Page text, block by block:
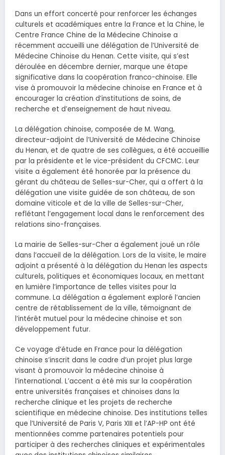
Dans un effort concerté pour renforcer les échanges
culturels et académiques entre la France et la Chine, le
Centre France Chine de la Médecine Chinoise a
récemment accueilli une délégation de l’Université de
Médecine Chinoise du Henan. Cette visite, qui s’est
déroulée en décembre dernier, marque une étape
significative dans la coopération franco-chinoise. Elle
vise à promouvoir la médecine chinoise en France et à
encourager la création d’institutions de soins, de
recherche et d’enseignement de haut niveau.
La délégation chinoise, composée de M. Wang,
directeur-adjoint de l’Université de Médecine Chinoise
du Henan, et de quatre de ses collègues, a été accueillie
par la présidente et le vice-président du CFCMC. Leur
visite a également été honorée par la présence du
gérant du château de Selles-sur-Cher, qui a offert à la
délégation une visite guidée de son château, de son
domaine viticole et de la ville de Selles-sur-Cher,
reflétant l’engagement local dans le renforcement des
relations sino-françaises.
La mairie de Selles-sur-Cher a également joué un rôle
dans l’accueil de la délégation. Lors de la visite, le maire
adjoint a présenté à la délégation du Henan les aspects
culturels, politiques et économiques locaux, en mettant
en lumière l’importance de telles visites pour la
commune. La délégation a également exploré l’ancien
centre de rétablissement de la ville, témoignant de
l’intérêt mutuel pour la médecine chinoise et son
développement futur.
Ce voyage d’étude en France pour la délégation
chinoise s’inscrit dans le cadre d’un projet plus large
visant à promouvoir la médecine chinoise à
l’international. L’accent a été mis sur la coopération
entre universités françaises et chinoises dans la
recherche clinique et les projets de recherche
scientifique en médecine chinoise. Des institutions telles
que l’Université de Paris V, Paris XIII et l’AP-HP ont été
mentionnées comme partenaires potentiels pour
participer à des recherches cliniques et expérimentales